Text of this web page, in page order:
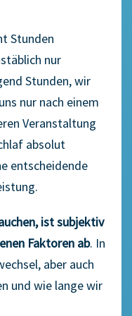
Stunden
nur
Stunden, wir
nur nach einem
Veranstaltung
absolut
entscheidende
ist subjektiv
Faktoren ab. In
aber auch
und wie lange wir